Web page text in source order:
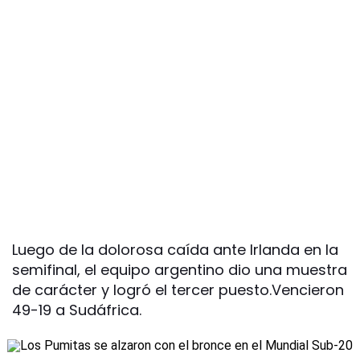
Luego de la dolorosa caída ante Irlanda en la
semifinal, el equipo argentino dio una muestra
de carácter y logró el tercer puesto.Vencieron
49-19 a Sudáfrica.